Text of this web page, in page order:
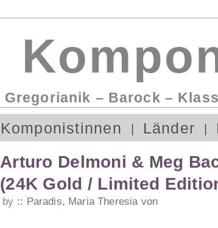
Gregorianik – Barock –
Komponistinnen Länder
Arturo Delmoni & Meg
(24K Gold / Limited
by Paradis, Maria Theresia von